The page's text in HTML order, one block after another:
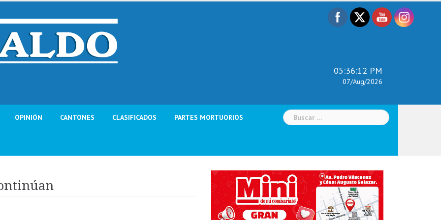
05:36:14 PM
07/Aug/2026
OPINIÓN CANTONES CLASIFICADOS PARTES MORTUORIOS Buscar: